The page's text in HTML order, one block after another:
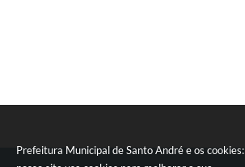
Prefeitura Municipal de Santo André e os cookies: